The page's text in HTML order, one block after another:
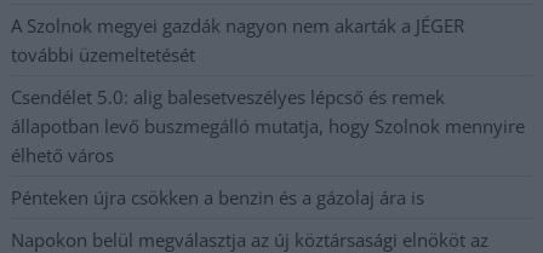
A Szolnok megyei gazdák nagyon nem akarták a JÉGER
további üzemeltetését
Csendélet 5.0: alig balesetveszélyes lépcső és remek
állapotban levő buszmegálló mutatja, hogy Szolnok mennyire
élhető város
Pénteken újra csökken a benzin és a gázolaj ára is
Napokon belül megválasztja az új köztársasági elnököt az